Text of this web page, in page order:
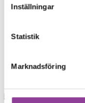
Inställningar
Statistik
Marknadsföring
skrivare
Load More